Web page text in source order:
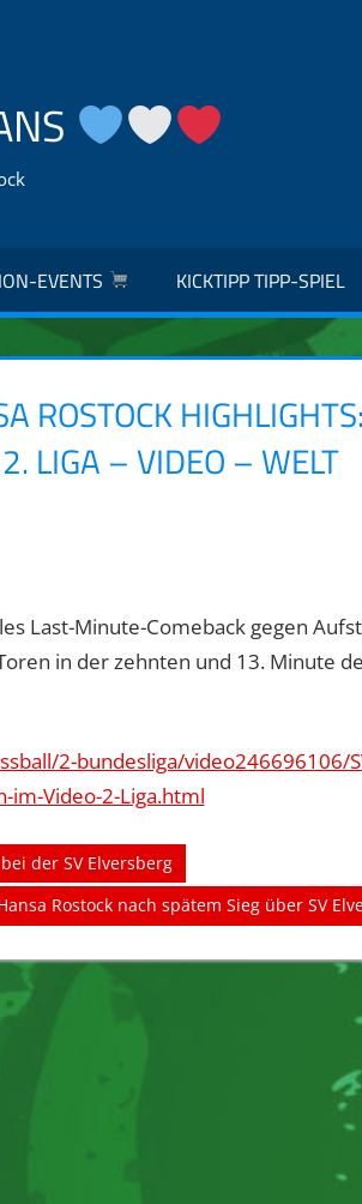
EVENTS KICKTIPP TIPP-SPIEL
ROSTOCK
LIGA – VIDEO – WELT
Last-Minute-Comeback gegen
in der zehnten und 13. Minute
2-bundesliga/video246696106/
im-Video-2-Liga.html
der SV Elversberg
Rostock nach spätem Sieg über SV